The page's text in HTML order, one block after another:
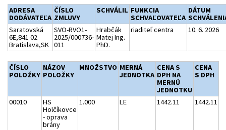
ADRESA
DODÁVATEĽA
ČÍSLO
ZMLUVY
SCHVÁLIL FUNKCIA
SCHVAĽOVATEĽA
DÁTUM
Saratovská
6E,841 02
Bratislava,SK
SVO-RVO1-
2025/000736-
011
Hrabčák
Matej Ing.
PhD.
riaditeľ centra 10. 6. 2026
ČÍSLO
POLOŽKY
NÁZOV
POLOŽKY
MNOŽSTVO MERNÁ
JEDNOTKA
CENA S
DPH NA
MERNÚ
JEDNOTKU
CENA
S DPH
00010
HS
Holčíkovce
- oprava
brány
1.000 LE 1442.11 1442.11